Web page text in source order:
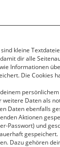
kleine
dir alle
Informationen
Die Cookies
Daten als
ebenfalls
Aktionen
Passwort) und
gespeichert.
Dazu gehören